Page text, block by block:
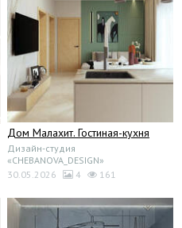
Дом Малахит. Гостиная-кухня
Дизайн-студия
«CHEBANOVA_DESIGN»
30.05.2026
4 161